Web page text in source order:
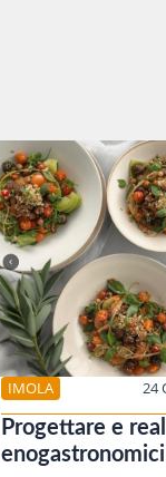
IMOLA 24
Progettare e